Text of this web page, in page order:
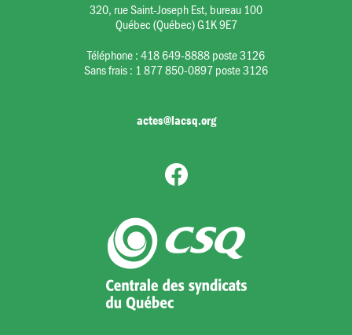
320, rue Saint-Joseph Est, bureau 100
Québec (Québec) G1K 9E7
Téléphone :418 649-8888 poste 3126
Sans frais : 1 877 850-0897 poste 3126
actes@lacsq.org